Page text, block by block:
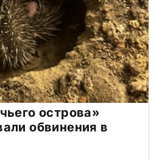
острова»
обвинения в